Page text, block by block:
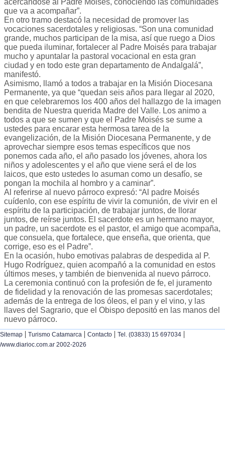
acercándose al Padre Moisés, conociendo las comunidades
que va a acompañar”.
En otro tramo destacó la necesidad de promover las
vocaciones sacerdotales y religiosas. “Son una comunidad
grande, muchos participan de la misa, así que ruego a Dios
que pueda iluminar, fortalecer al Padre Moisés para trabajar
mucho y apuntalar la pastoral vocacional en esta gran
ciudad y en todo este gran departamento de Andalgalá”,
manifestó.
Asimismo, llamó a todos a trabajar en la Misión Diocesana
Permanente, ya que “quedan seis años para llegar al 2020,
en que celebraremos los 400 años del hallazgo de la imagen
bendita de Nuestra querida Madre del Valle. Los animo a
todos a que se sumen y que el Padre Moisés se sume a
ustedes para encarar esta hermosa tarea de la
evangelización, de la Misión Diocesana Permanente, y de
aprovechar siempre esos temas específicos que nos
ponemos cada año, el año pasado los jóvenes, ahora los
niños y adolescentes y el año que viene será el de los
laicos, que esto ustedes lo asuman como un desafío, se
pongan la mochila al hombro y a caminar”.
Al referirse al nuevo párroco expresó: “Al padre Moisés
cuídenlo, con ese espíritu de vivir la comunión, de vivir en el
espíritu de la participación, de trabajar juntos, de llorar
juntos, de reírse juntos. El sacerdote es un hermano mayor,
un padre, un sacerdote es el pastor, el amigo que acompaña,
que consuela, que fortalece, que enseña, que orienta, que
corrige, eso es el Padre”.
En la ocasión, hubo emotivas palabras de despedida al P.
Hugo Rodríguez, quien acompañó a la comunidad en estos
últimos meses, y también de bienvenida al nuevo párroco.
La ceremonia continuó con la profesión de fe, el juramento
de fidelidad y la renovación de las promesas sacerdotales;
además de la entrega de los óleos, el pan y el vino, y las
llaves del Sagrario, que el Obispo depositó en las manos del
nuevo párroco.
Sitemap | Turismo Catamarca | Contacto | Tel. (03833) 15 697034 |
/www.diarioc.com.ar 2002-2026